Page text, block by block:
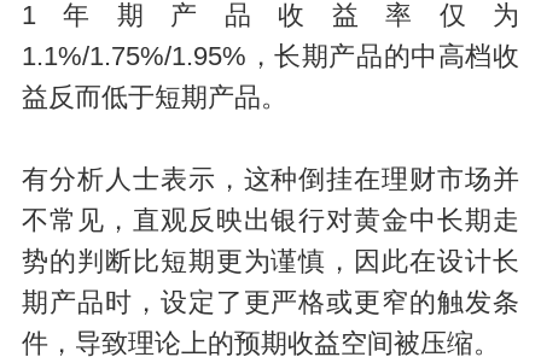
1年期产品收益率仅为
1.1%/1.75%/1.95%，长期产品的中高档收
益反而低于短期产品。
有分析人士表示，这种倒挂在理财市场并
不常见，直观反映出银行对黄金中长期走
势的判断比短期更为谨慎，因此在设计长
期产品时，设定了更严格或更窄的触发条
件，导致理论上的预期收益空间被压缩。